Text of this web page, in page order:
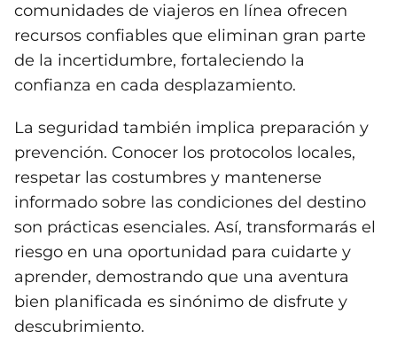
comunidades de viajeros en línea ofrecen
recursos confiables que eliminan gran parte
de la incertidumbre, fortaleciendo la
confianza en cada desplazamiento.
La seguridad también implica preparación y
prevención. Conocer los protocolos locales,
respetar las costumbres y mantenerse
informado sobre las condiciones del destino
son prácticas esenciales. Así, transformarás el
riesgo en una oportunidad para cuidarte y
aprender, demostrando que una aventura
bien planificada es sinónimo de disfrute y
descubrimiento.